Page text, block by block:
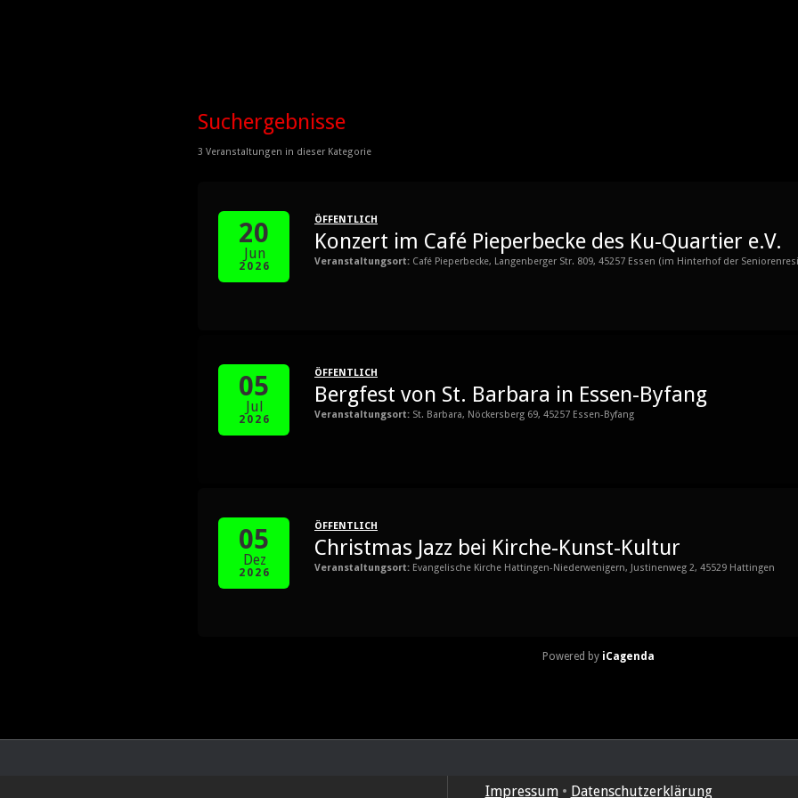
Suchergebnisse
3 Veranstaltungen in dieser Kategorie
20
Jun
2026
ÖFFENTLICH
Konzert im Café Pieperbecke des Ku-Quartier e.V.
Veranstaltungsort: Café Pieperbecke, Langenberger Str. 809, 45257 Essen (im Hinterhof der
05
Jul
2026
ÖFFENTLICH
Bergfest von St. Barbara in Essen-Byfang
Veranstaltungsort: St. Barbara, Nöckersberg 69, 45257 Essen-Byfang
05
Dez
2026
ÖFFENTLICH
Christmas Jazz bei Kirche-Kunst-Kultur
Veranstaltungsort: Evangelische Kirche Hattingen-Niederwenigern, Justinenweg 2, 45529 Hattingen
Powered by iCagenda
Impressum• Datenschutzerklärung